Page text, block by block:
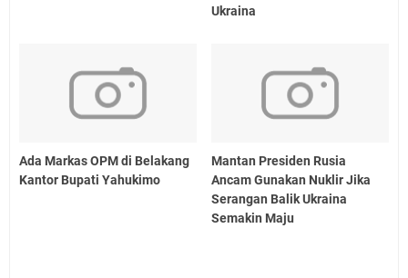
Ukraina
Ada Markas OPM di Belakang
Kantor Bupati Yahukimo
Mantan Presiden Rusia
Ancam Gunakan Nuklir Jika
Serangan Balik Ukraina
Semakin Maju